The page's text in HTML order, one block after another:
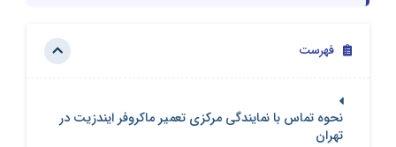
فهرست
نحوه تماس با نمایندگی مرکزی تعمیر ماکروفر ایندزیت در
تهران